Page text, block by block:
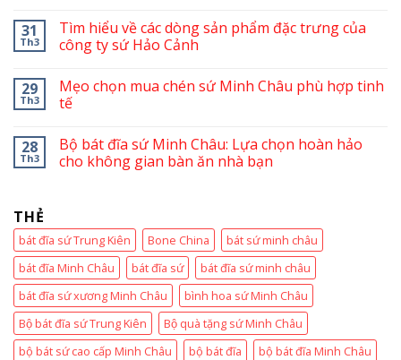
31
Th3
Tìm hiểu về các dòng sản phẩm đặc trưng của
công ty sứ Hảo Cảnh
29
Th3
Mẹo chọn mua chén sứ Minh Châu phù hợp tinh
tế
28
Th3
Bộ bát đĩa sứ Minh Châu: Lựa chọn hoàn hảo
cho không gian bàn ăn nhà bạn
THẺ
bát đĩa sứ Trung Kiên Bone China
bát sứ minh châu
bát đĩa Minh Châu
bát đĩa sứ
bát đĩa sứ minh châu
bát đĩa sứ xương Minh Châu
bình hoa sứ Minh Châu
Bộ bát đĩa sứ Trung Kiên
Bộ quà tặng sứ Minh Châu
bộ bát sứ cao cấp Minh Châu
bộ bát đĩa
bộ bát đĩa Minh Châu